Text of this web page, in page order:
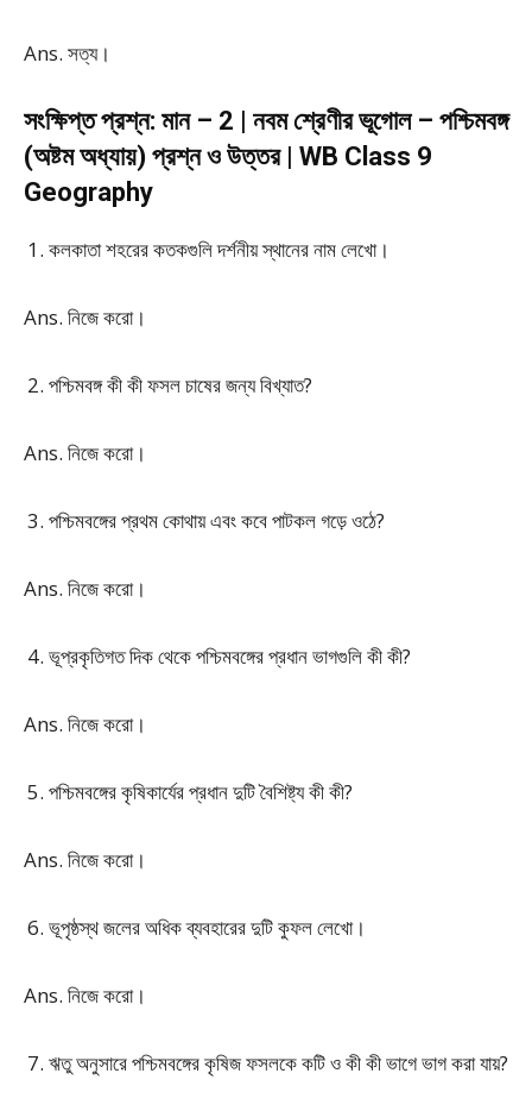
Ans. সত্য।
সংক্ষিপ্ত প্রশ্ন: মান – 2 | নবম শ্রেণীর ভূগোল – পশ্চিমবঙ্গ
(অষ্টম অধ্যায়) প্রশ্ন ও উত্তর | WB Class 9
Geography
কলকাতা শহরের কতকগুলি দর্শনীয় স্থানের নাম লেখো।
Ans. নিজে করো।
পশ্চিমবঙ্গ কী কী ফসল চাষের জন্য বিখ্যাত?
Ans. নিজে করো।
পশ্চিমবঙ্গের প্রথম কোথায় এবং কবে পাটকল গড়ে ওঠে?
Ans. নিজে করো।
ভূপ্রকৃতিগত দিক থেকে পশ্চিমবঙ্গের প্রধান ভাগগুলি কী কী?
Ans. নিজে করো।
পশ্চিমবঙ্গের কৃষিকার্যের প্রধান দুটি বৈশিষ্ট্য কী কী?
Ans. নিজে করো।
ভূপৃষ্ঠস্থ জলের অধিক ব্যবহারের দুটি কুফল লেখো।
Ans. নিজে করো।
ঋতু অনুসারে পশ্চিমবঙ্গের কৃষিজ ফসলকে কটি ও কী কী ভাগে ভাগ করা যায়?